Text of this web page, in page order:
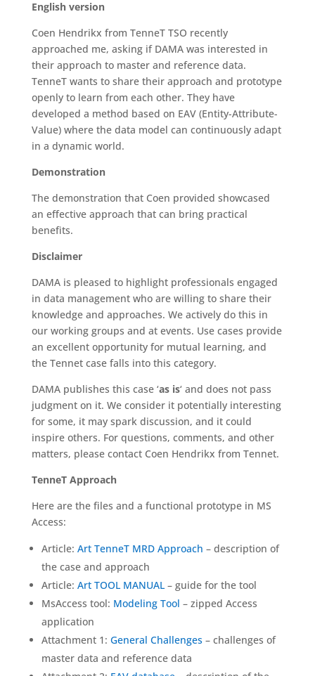
English version
Coen Hendrikx from TenneT TSO recently
approached me, asking if DAMA was interested in
their approach to master and reference data.
TenneT wants to share their approach and prototype
openly to learn from each other. They have
developed a method based on EAV (Entity-Attribute-
Value) where the data model can continuously adapt
in a dynamic world.
Demonstration
The demonstration that Coen provided showcased
an effective approach that can bring practical
benefits.
Disclaimer
DAMA is pleased to highlight professionals engaged
in data management who are willing to share their
knowledge and approaches. We actively do this in
our working groups and at events. Use cases provide
an excellent opportunity for mutual learning, and
the Tennet case falls into this category.
DAMA publishes this case ‘as is‘ and does not pass
judgment on it. We consider it potentially interesting
for some, it may spark discussion, and it could
inspire others. For questions, comments, and other
matters, please contact Coen Hendrikx from Tennet.
TenneT Approach
Here are the files and a functional prototype in MS
Access:
Article: Art TenneT MRD Approach – description of
the case and approach
Article: Art TOOL MANUAL– guide for the tool
MsAccess tool: Modeling Tool – zipped Access
application
Attachment 1: General Challenges– challenges of
master data and reference data